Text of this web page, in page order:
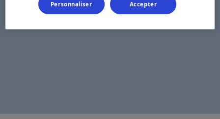
Personnaliser Accepter